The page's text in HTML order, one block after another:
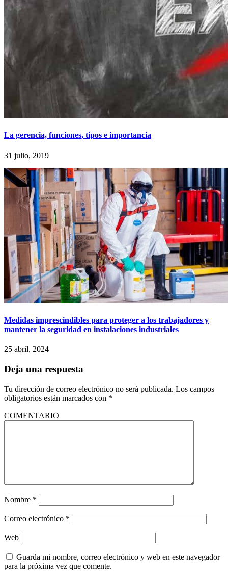
La gerencia, funciones, tipos e importancia
31 julio, 2019
Medidas imprescindibles para proteger a los trabajadores y
mantener la seguridad en instalaciones industriales
25 abril, 2024
Deja una respuesta
Tu dirección de correo electrónico no será publicada. Los campos
obligatorios están marcados con *
COMENTARIO
Nombre *
Correo electrónico *
Web
Guarda mi nombre, correo electrónico y web en este navegador
para la próxima vez que comente.